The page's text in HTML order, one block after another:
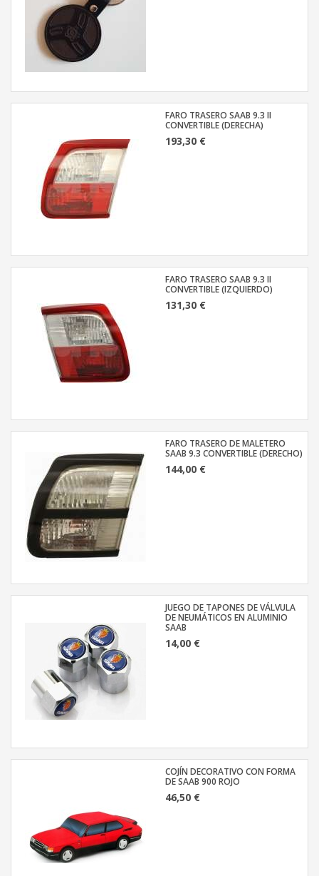
FARO TRASERO SAAB 9.3 II
CONVERTIBLE (DERECHA)
193,30 €
FARO TRASERO SAAB 9.3 II
CONVERTIBLE (IZQUIERDO)
131,30 €
FARO TRASERO DE MALETERO
SAAB 9.3 CONVERTIBLE (DERECHO)
144,00 €
JUEGO DE TAPONES DE VÁLVULA
DE NEUMÁTICOS EN ALUMINIO
SAAB
14,00 €
COJÍN DECORATIVO CON FORMA
DE SAAB 900 ROJO
46,50 €